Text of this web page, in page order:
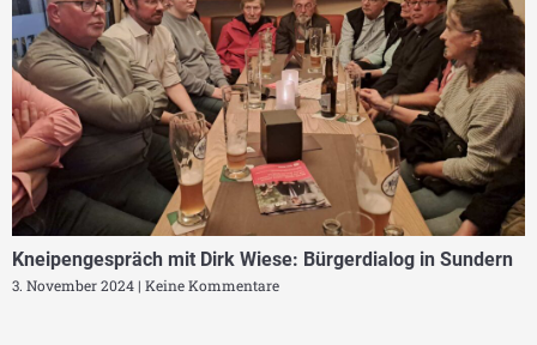
Kneipengespräch mit Dirk Wiese: Bürgerdialog in Sundern
3. November 2024 Keine Kommentare